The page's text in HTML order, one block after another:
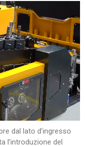
dal lato d’ingresso
l’introduzione del